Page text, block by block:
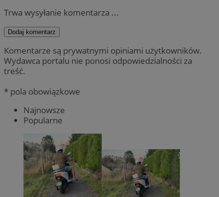
Trwa wysyłanie komentarza ...
Dodaj komentarz
Komentarze są prywatnymi opiniami użytkowników.
Wydawca portalu nie ponosi odpowiedzialności za
treść.
* pola obowiązkowe
Najnowsze
Popularne